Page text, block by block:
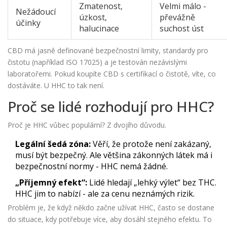
Nežádoucí
účinky
Zmatenost,
úzkost,
halucinace
Velmi málo -
převážně
suchost úst
CBD má jasně definované bezpečnostní limity, standardy pro
čistotu (například ISO 17025) a je testován nezávislými
laboratořemi. Pokud koupíte CBD s certifikací o čistotě, víte, co
dostáváte. U HHC to tak není.
Proč se lidé rozhodují pro HHC?
Proč je HHC vůbec populární? Z dvojího důvodu.
Legální šedá zóna:Věří, že protože není zakázaný,
musí být bezpečný. Ale většina zákonných látek má i
bezpečnostní normy - HHC nemá žádné.
„Příjemný efekt“: Lidé hledají „lehký výlet“ bez THC.
HHC jim to nabízí - ale za cenu neznámých rizik.
Problém je, že když někdo začne užívat HHC, často se dostane
do situace, kdy potřebuje více, aby dosáhl stejného efektu. To